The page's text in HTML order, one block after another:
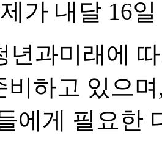
가 내달 16
년과미래에
비하고 있으
에게 필요한